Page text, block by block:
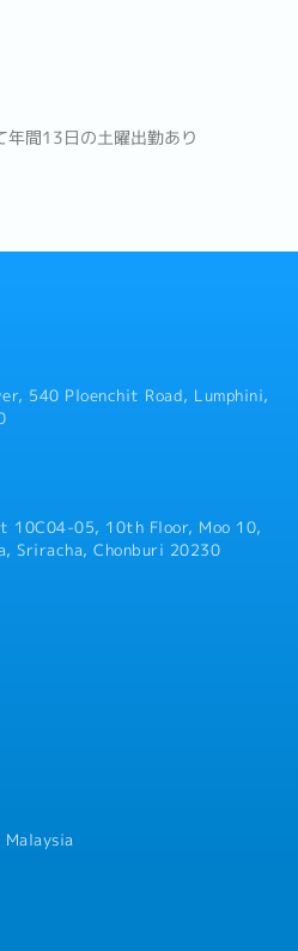
間13日の土曜出勤あり
540 Ploenchit Road, Lumphini,
10C04-05, 10th Floor, Moo 10,
Sriracha, Chonburi 20230
Malaysia